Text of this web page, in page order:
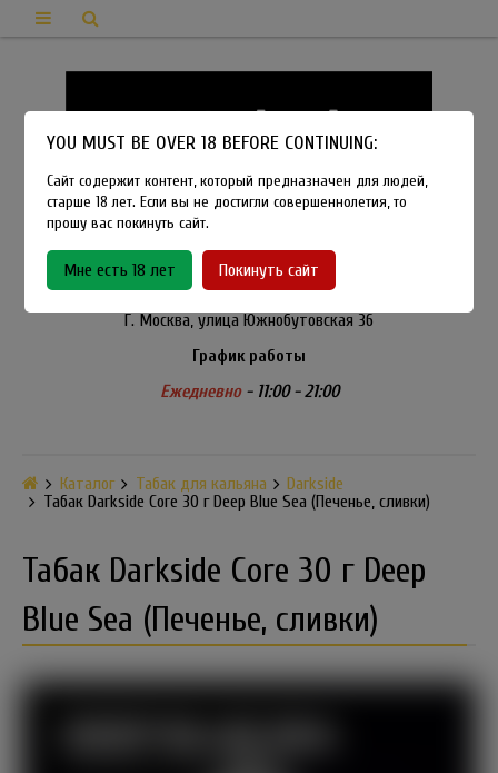
8-915-450-21-92
Розничный магазин Method Vapeshop
Г. Москва, улица Южнобутовская 36
График работы
Ежедневно- 11:00 - 21:00
Каталог Табак для кальяна
Darkside
Табак Darkside Core 30 г Deep Blue Sea (Печенье, сливки)
Табак Darkside Core 30 г Deep
Blue Sea (Печенье, сливки)
YOU MUST BE OVER 18 BEFORE CONTINUING:
Сайт содержит контент, который предназначен для людей,
старше 18 лет. Если вы не достигли совершеннолетия, то
прошу вас покинуть сайт.
Мне есть 18 лет Покинуть сайт